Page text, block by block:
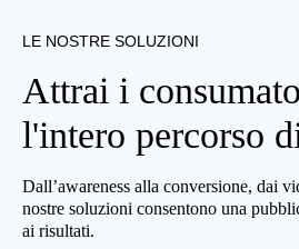
LE NOSTRE SOLUZIONI
Attrai i
l'intero percorso
Dall’awareness alla conversione, dai
nostre soluzioni consentono una
ai risultati.